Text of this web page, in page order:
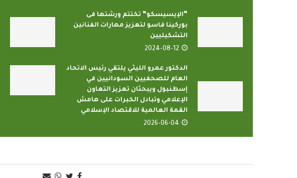
“الإيسيسكو” تختتم ورشتها فى
بوركينا فاسو لتعزيز مهارات الفنانين
التشكيليين
2024-08-12
الدكتور عمرو الليثي يلتقي رئيس الاتحاد
العام للصحفيين السودانيين في
إسطنبول ويبحثان تعزيز التعاون
الإعلامي وتبادل الخبرات على هامش
القمة العالمية للاقتصاد الإسلامي
2026-06-04